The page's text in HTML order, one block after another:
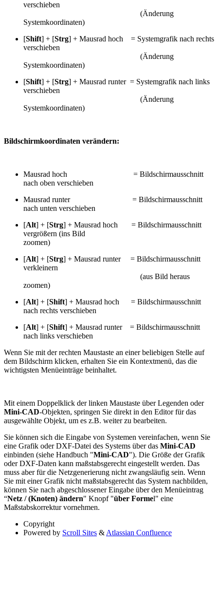
verschieben
(Änderung
Systemkoordinaten)
[Shift] + [Strg] + Mausrad hoch = Systemgrafik nach rechts
verschieben
(Änderung
Systemkoordinaten)
[Shift] + [Strg] + Mausrad runter = Systemgrafik nach links
verschieben
(Änderung
Systemkoordinaten)
Bildschirmkoordinaten verändern:
Mausrad hoch = Bildschirmausschnitt
nach oben verschieben
Mausrad runter = Bildschirmausschnitt
nach unten verschieben
[Alt] + [Strg] + Mausrad hoch = Bildschirmausschnitt
vergrößern (ins Bild
zoomen)
[Alt] + [Strg] + Mausrad runter = Bildschirmausschnitt
verkleinern
(aus Bild heraus
zoomen)
[Alt] + [Shift] + Mausrad hoch = Bildschirmausschnitt
nach rechts verschieben
[Alt] + [Shift] + Mausrad runter = Bildschirmausschnitt
nach links verschieben
Wenn Sie mit der rechten Maustaste an einer beliebigen Stelle auf
dem Bildschirm klicken, erhalten Sie ein Kontextmenü, das die
wichtigsten Menüeinträge beinhaltet.
Mit einem Doppelklick der linken Maustaste über Legenden oder
Mini-CAD-Objekten, springen Sie direkt in den Editor für das
ausgewählte Objekt, um es z.B. weiter zu bearbeiten.
Sie können sich die Eingabe von Systemen vereinfachen, wenn Sie
eine Grafik oder DXF-Datei des Systems über das Mini-CAD
einbinden (siehe Handbuch "Mini-CAD"). Die Größe der Grafik
oder DXF-Daten kann maßstabsgerecht eingestellt werden. Das
muss aber für die Netzgenerierung nicht zwangsläufig sein. Wenn
Sie mit einer Grafik nicht maßstabsgerecht das System nachbilden,
können Sie nach abgeschlossener Eingabe über den Menüeintrag
“Netz / (Knoten) ändern" Knopf "über Formel" eine
Maßstabskorrektur vornehmen.
Copyright
Powered by Scroll Sites & Atlassian Confluence